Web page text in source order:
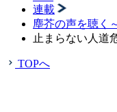
連載
塵芥の声を聴く
止まらない人道
TOPへ